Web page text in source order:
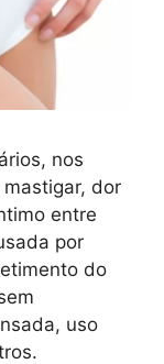
nos
dor
entre
por
do
uso